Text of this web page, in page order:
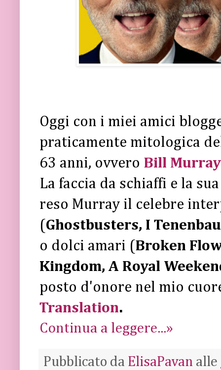
Oggi con i miei amici
praticamente mitologica
63 anni, ovvero Bill Murray
La faccia da schiaffi e la
reso Murray il celebre
(Ghostbusters, I
o dolci amari (Broken
Kingdom, A Royal
posto d'onore nel mio
Translation.
Continua a leggere...»
Pubblicato da ElisaPavan alle